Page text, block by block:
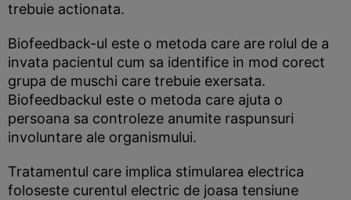
trebuie actionata.
Biofeedback-ul este o metoda care are rolul de a
invata pacientul cum sa identifice in mod corect
grupa de muschi care trebuie exersata.
Biofeedbackul este o metoda care ajuta o
persoana sa controleze anumite raspunsuri
involuntare ale organismului.
Tratamentul care implica stimularea electrica
foloseste curentul electric de joasa tensiune